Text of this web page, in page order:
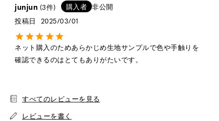
junjun 3 購入者 非公開
投稿日
2025/03/01
ネット購入のためあらかじめ生地サンプルで色や手触りを
確認できるのはとてもありがたいです。
すべてのレビューを見る
レビューを書く